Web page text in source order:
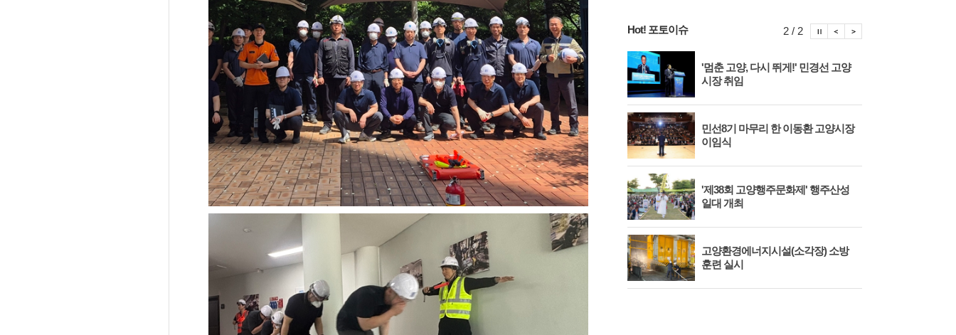
Hot! 포토이슈
'멈춘 고양, 다시 뛰게!' 민경선 고양
시장 취임
민선8기 마무리 한 이동환 고양시장
이임식
'제38회 고양행주문화제' 행주산성
일대 개최
고양환경에너지시설(소각장) 소방
훈련 실시
고양시 폭염특보에 '도로 살수차' 전
면 가동
물향기수목원 무궁화 절정 '50여 품
종 감상'
민경선 시장, 2026 고양시장배 볼링
대회 시구
제30회 고양특례시장기 배드민턴대
회 개최
'멈춘 고양, 다시 뛰게!' 민경선 고양
시장 취임
민선8기 마무리 한 이동환 고양시장
이임식
'제38회 고양행주문화제' 행주산성
일대 개최
고양환경에너지시설(소각장) 소방
훈련 실시
2 / 2 포토이슈 이전보기
포토이슈 정지